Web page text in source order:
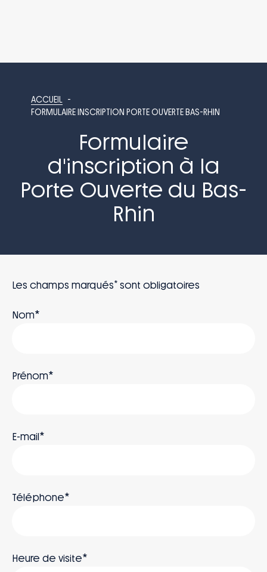
ACCUEIL
FORMULAIRE INSCRIPTION PORTE OUVERTE BAS-RHIN
Formulaire
d'inscription à la
Porte Ouverte du Bas-
Rhin
Les champs marqués* sont obligatoires
Nom*
Prénom*
E-mail*
Téléphone*
Heure de visite*